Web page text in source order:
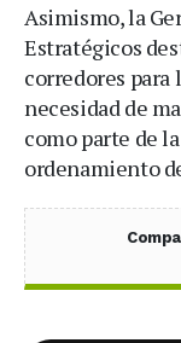
Asimismo, la
Estratégicos
corredores para
necesidad de
como parte de
ordenamiento